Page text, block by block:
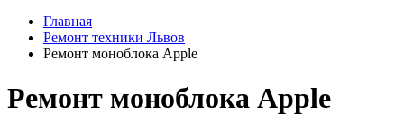
Главная
Ремонт техники Львов
Ремонт моноблока Apple
Ремонт моноблока Apple